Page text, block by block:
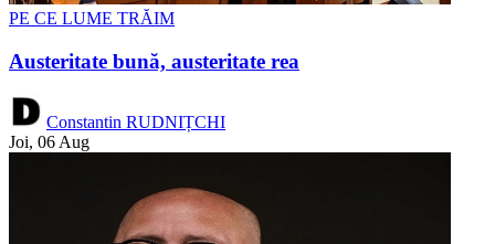
PE CE LUME TRĂIM
Austeritate bună, austeritate rea
Constantin RUDNIȚCHI
Joi, 06 Aug